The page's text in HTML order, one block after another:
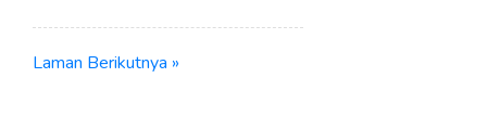
Laman Berikutnya »